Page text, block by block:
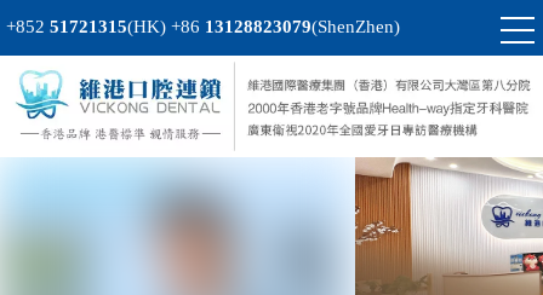
+852 51721315(HK) +86 13128823079(ShenZhen)